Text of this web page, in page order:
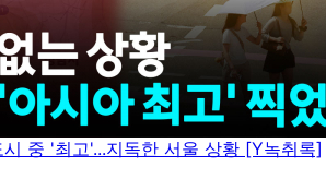
중 '최고'...지독한 서울 상황 [Y녹취록]